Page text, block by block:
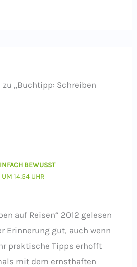
„Buchtipp: Schreiben
BEWUSST
14:54 UHR
auf Reisen“ 2012 gelesen
Erinnerung gut, auch wenn
praktische Tipps erhofft
mit dem ernsthaften